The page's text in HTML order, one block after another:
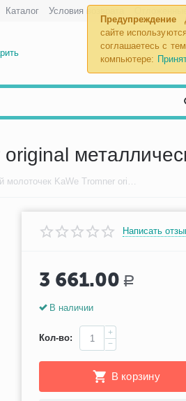
Предупреждение
сайте
соглашаетесь с
компьютере:
Каталог Условия возврата
Неврологический молоточек KaWe Tromner original металлический
Написать
3 661.00 Р
В наличии
Кол-во:
+
−
В корзину